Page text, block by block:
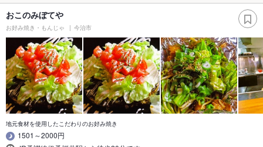
おこのみぼてや
お好み焼き・もんじゃ 今治市
地元食材を使用したこだわりのお好み焼き
1501～2000円